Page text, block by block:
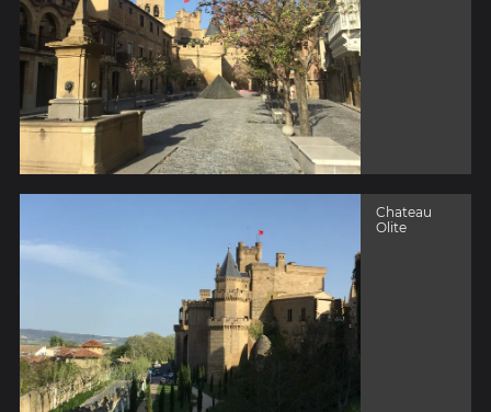
Chateau
Olite